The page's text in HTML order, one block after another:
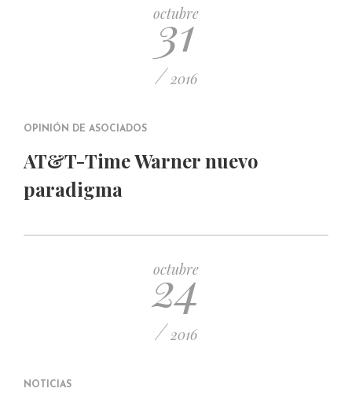
octubre
31
/ 2016
OPINIÓN DE ASOCIADOS
AT&T-Time Warner nuevo
paradigma
octubre
24
/ 2016
NOTICIAS